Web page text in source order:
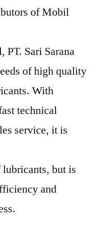
of Mobil
PT. Sari Sarana
of high quality
With
technical
service, it is
lubricants, but is
and